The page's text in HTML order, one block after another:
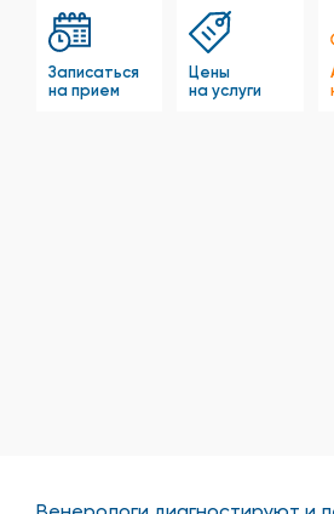
Записаться
на прием
Цены
на услуги